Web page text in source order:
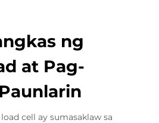
ng
at Pag-
cell ay sumasaklaw sa